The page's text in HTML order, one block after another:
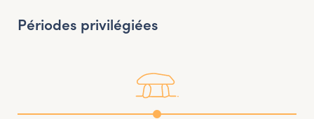
Périodes privilégiées